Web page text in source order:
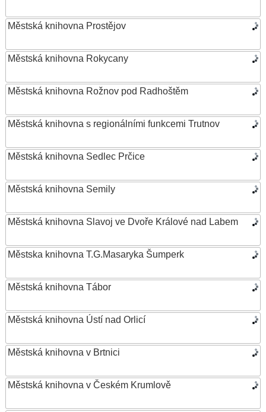
Městská knihovna Prostějov
Městská knihovna Rokycany
Městská knihovna Rožnov pod Radhoštěm
Městská knihovna s regionálními funkcemi Trutnov
Městská knihovna Sedlec Prčice
Městská knihovna Semily
Městská knihovna Slavoj ve Dvoře Králové nad Labem
Městska knihovna T.G.Masaryka Šumperk
Městská knihovna Tábor
Městská knihovna Ústí nad Orlicí
Městská knihovna v Brtnici
Městská knihovna v Českém Krumlově